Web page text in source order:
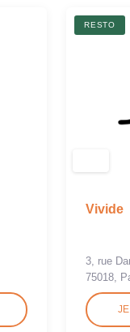
RESTO
Vivide
3, rue
75018,